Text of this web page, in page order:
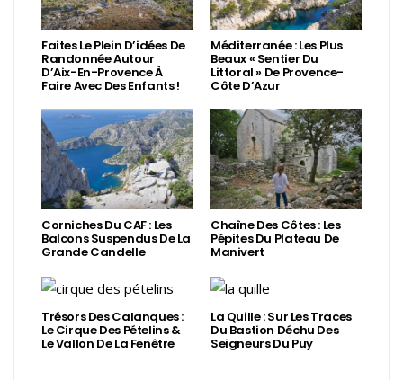
Faites Le Plein D’idées De
Randonnée Autour
D’Aix-En-Provence À
Faire Avec Des Enfants !
Méditerranée : Les Plus
Beaux « Sentier Du
Littoral » De Provence-
Côte D’Azur
Corniches Du CAF : Les
Balcons Suspendus De La
Grande Candelle
Chaîne Des Côtes : Les
Pépites Du Plateau De
Manivert
Trésors Des Calanques :
Le Cirque Des Pételins &
Le Vallon De La Fenêtre
La Quille : Sur Les Traces
Du Bastion Déchu Des
Seigneurs Du Puy